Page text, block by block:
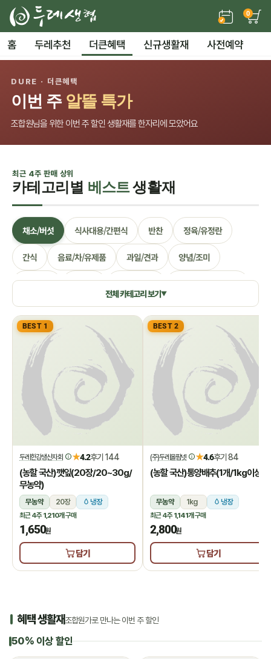
0
홈 두레추천 더큰혜택 신규생활재 사전예약
DURE · 더큰혜택
이번 주 알뜰 특가
조합원님을 위한 이번 주 할인 생활재를 한자리에 모았어요
최근 4주 판매 상위
카테고리별 베스트생활재
채소/버섯 식사대용/간편식 반찬 정육/유정란
간식 음료/차/유제품 과일/견과 양념/조미
생활용품 쌀/잡곡 수산/건어물 공정무역(민중교역)
건강식품/꿀 화장품/바디헤어 특별기획
전체 카테고리 보기▼
BEST 1
두레한강생산자회 ★4.2후기 144
(농할 국산)깻잎(20장/20~30g/
무농약)
무농약 20장 냉장
최근 4주1,210개 구매
1,650원
담기
BEST 2
(주)두레올팜넷 ★4.6후기 84
(농할 국산)통양배추(1개/1kg이상)
무농약 1kg 냉장
최근 4주1,141개 구매
2,800원
담기
혜택 생활재조합원가로 만나는 이번 주 할인
50% 이상 할인